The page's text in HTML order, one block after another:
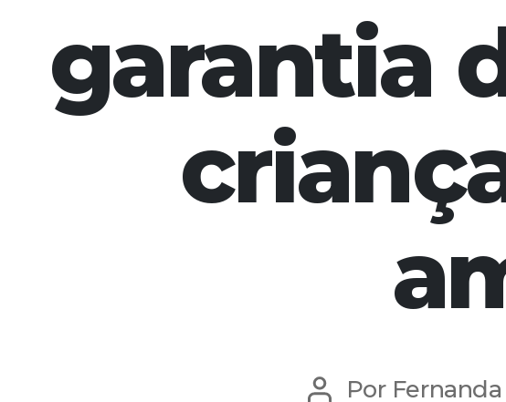
garantia
Autor
Por